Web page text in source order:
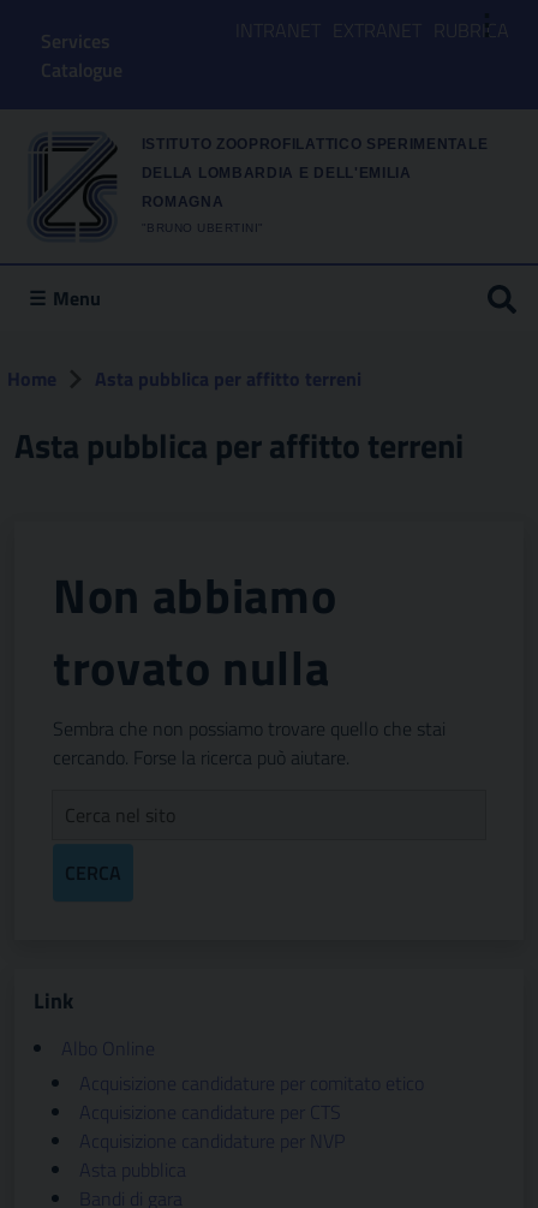
⋮
Services
Catalogue
INTRANET EXTRANET RUBRICA
ISTITUTO ZOOPROFILATTICO SPERIMENTALE
DELLA LOMBARDIA E DELL'EMILIA
ROMAGNA
"BRUNO UBERTINI"
Menu
Home Asta pubblica per affitto terreni
Asta pubblica per affitto terreni
Non abbiamo
trovato nulla
Sembra che non possiamo trovare quello che stai
cercando. Forse la ricerca può aiutare.
CERCA
Link
Albo Online
Acquisizione candidature per comitato etico
Acquisizione candidature per CTS
Acquisizione candidature per NVP
Asta pubblica
Bandi di gara